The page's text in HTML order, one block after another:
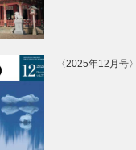
〈2025年12月号〉